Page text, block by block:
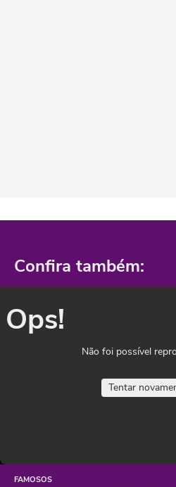
Confira também:
Ops!
Não foi possível
Tentar
FAMOSOS